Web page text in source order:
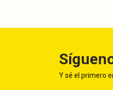
Y sé el primero